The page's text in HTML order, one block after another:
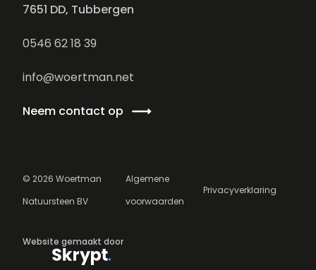
7651 DD, Tubbergen
0546 62 18 39
info@woertman.net
Neem contact op
© 2026 Woertman
Natuursteen BV
Algemene
voorwaarden
Privacyverklaring
Website gemaakt door